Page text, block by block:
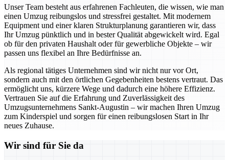
Unser Team besteht aus erfahrenen Fachleuten, die wissen, wie man
einen Umzug reibungslos und stressfrei gestaltet. Mit modernem
Equipment und einer klaren Strukturplanung garantieren wir, dass
Ihr Umzug pünktlich und in bester Qualität abgewickelt wird. Egal
ob für den privaten Haushalt oder für gewerbliche Objekte – wir
passen uns flexibel an Ihre Bedürfnisse an.
Als regional tätiges Unternehmen sind wir nicht nur vor Ort,
sondern auch mit den örtlichen Gegebenheiten bestens vertraut. Das
ermöglicht uns, kürzere Wege und dadurch eine höhere Effizienz.
Vertrauen Sie auf die Erfahrung und Zuverlässigkeit des
Umzugsunternehmens Sankt-Augustin – wir machen Ihren Umzug
zum Kinderspiel und sorgen für einen reibungslosen Start in Ihr
neues Zuhause.
Wir sind für Sie da